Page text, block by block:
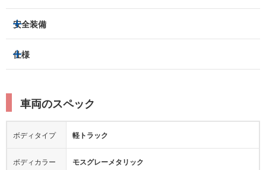
キーレス
盗難防止装置
パーキングアシスト
クルーズコントロール
ターボチャージャー
アルミホイール：-
サンルーフ/ガラスルーフ
ルーフレール
エアロパーツ
ローダウン
3列シート
ベンチシート
パワーシート
シートヒーター
カーナビ：-
安全装備
トラクションコントロール
レーンキープアシスト
横滑り防止装置
衝突被害軽減プレーキ
カメラ：-
エアバッグ：
ダブルエアバッグ
仕様
車両のスペック
ボディタイプ 軽トラック
ボディカラー モスグレーメタリック